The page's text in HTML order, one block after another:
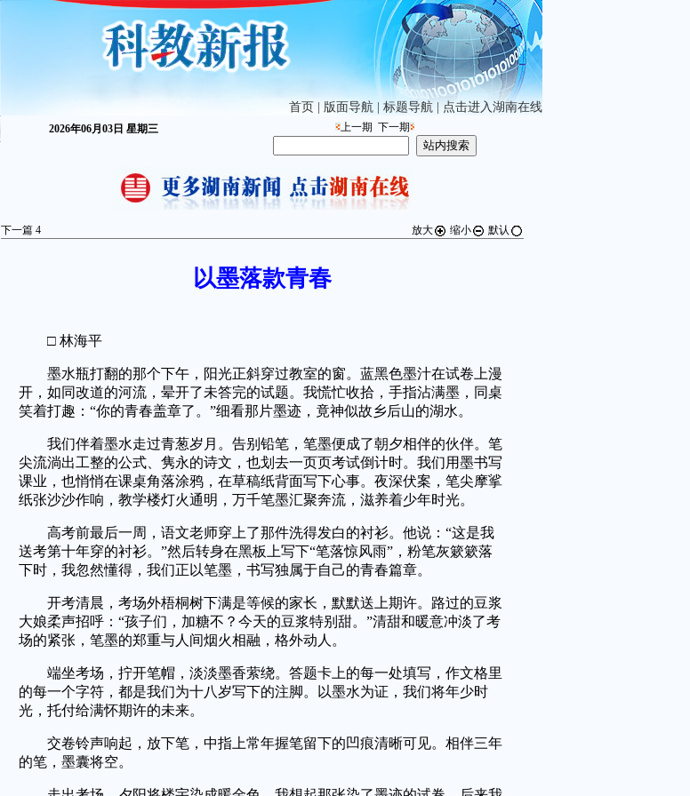
首页 版面导航 标题导航 点击进入湖南在线
2026年06月03日 星期三 上一期 下一期
下一篇 4 放大 缩小 默认
以墨落款青春
□ 林海平
墨水瓶打翻的那个下午，阳光正斜穿过教室的窗。蓝黑色墨汁在试卷上漫
开，如同改道的河流，晕开了未答完的试题。我慌忙收拾，手指沾满墨，同桌
笑着打趣：“你的青春盖章了。”细看那片墨迹，竟神似故乡后山的湖水。
我们伴着墨水走过青葱岁月。告别铅笔，笔墨便成了朝夕相伴的伙伴。笔
尖流淌出工整的公式、隽永的诗文，也划去一页页考试倒计时。我们用墨书写
课业，也悄悄在课桌角落涂鸦，在草稿纸背面写下心事。夜深伏案，笔尖摩挲
纸张沙沙作响，教学楼灯火通明，万千笔墨汇聚奔流，滋养着少年时光。
高考前最后一周，语文老师穿上了那件洗得发白的衬衫。他说：“这是我
送考第十年穿的衬衫。”然后转身在黑板上写下“笔落惊风雨”，粉笔灰簌簌落
下时，我忽然懂得，我们正以笔墨，书写独属于自己的青春篇章。
开考清晨，考场外梧桐树下满是等候的家长，默默送上期许。路过的豆浆
大娘柔声招呼：“孩子们，加糖不？今天的豆浆特别甜。”清甜和暖意冲淡了考
场的紧张，笔墨的郑重与人间烟火相融，格外动人。
端坐考场，拧开笔帽，淡淡墨香萦绕。答题卡上的每一处填写，作文格里
的每一个字符，都是我们为十八岁写下的注脚。以墨水为证，我们将年少时
光，托付给满怀期许的未来。
交卷铃声响起，放下笔，中指上常年握笔留下的凹痕清晰可见。相伴三年
的笔，墨囊将空。